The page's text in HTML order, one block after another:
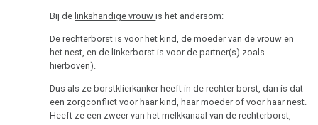
rechtshandigheid
Hormonen
Kiembladen
Bij de linkshandige vrouwis het andersom:
De rechterborst is voor het kind, de moeder van de vrouw en
het nest, en de linkerborst is voor de partner(s) zoals
hierboven).
Dus als ze borstklierkanker heeft in de rechter borst, dan is dat
een zorgconflict voor haar kind, haar moeder of voor haar nest.
Heeft ze een zweer van het melkkanaal van de rechterborst,